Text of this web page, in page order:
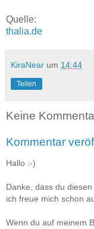
Quelle:
thalia.de
KiraNear um 14:44
Teilen
Keine
Kommentar
Hallo :-)
Danke, dass du
ich freue mich schon
Wenn du auf meinem